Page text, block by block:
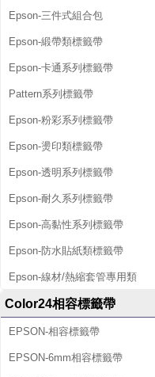
Epson-三件式組合包
Epson-緞帶類標籤帶
Epson-卡通系列標籤帶
Pattern系列標籤帶
Epson-粉彩系列標籤帶
Epson-燙印類標籤帶
Epson-透明系列標籤帶
Epson-耐久系列標籤帶
Epson-高黏性系列標籤帶
Epson-防水貼紙類標籤帶
Epson-線材/熱縮套管專用類
Color24相容標籤帶
EPSON-相容標籤帶
EPSON-6mm相容標籤帶